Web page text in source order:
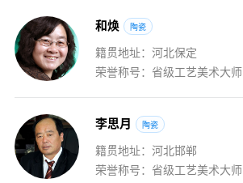
和焕 陶瓷
籍贯地址：河北保定
荣誉称号：省级工艺美术大师
李思月 陶瓷
籍贯地址：河北邯郸
荣誉称号：省级工艺美术大师